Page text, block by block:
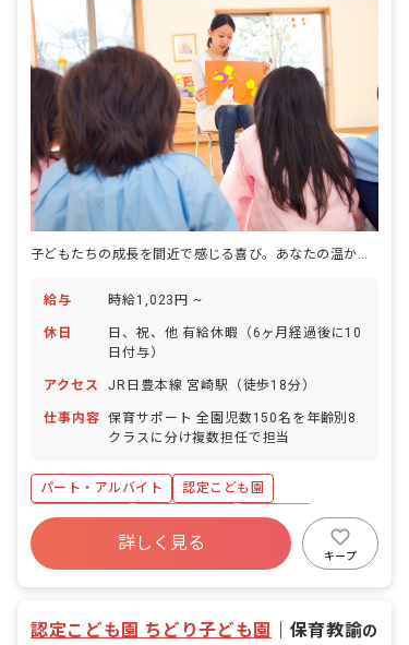
子どもたちの成長を間近で感じる喜び。あなたの温かい心で、未来を育みませんか？
給与 時給1,023円 ~
休日
日、祝、他 有給休暇（6ヶ月経過後に10
日付与）
アクセス JR日豊本線 宮崎駅（徒歩18分）
仕事内容 保育サポート 全園児数150名を年齢別8
クラスに分け複数担任で担当
パート・アルバイト
認定こども園
社会保険完備
産休育休制度
車通勤可
託児所・保育支援あり
詳しく見る
キープ
認定こども園 ちどり子ども園 保育教諭の